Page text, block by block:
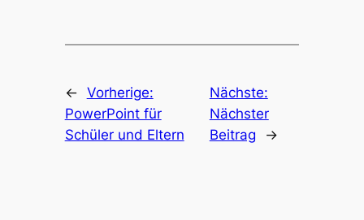
← Vorherige:
PowerPoint für
Schüler und Eltern
Nächste:
Nächster
Beitrag
→